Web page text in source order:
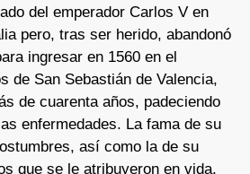
del emperador Carlos V en
pero, tras ser herido, abandonó
ingresar en 1560 en el
de San Sebastián de Valencia,
de cuarenta años, padeciendo
enfermedades. La fama de su
así como la de su
que se le atribuyeron en vida,